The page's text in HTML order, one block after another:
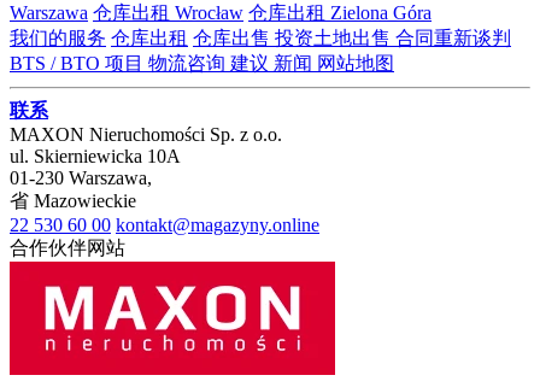
Warszawa 仓库出租 Wrocław 仓库出租 Zielona Góra
我们的服务 仓库出租 仓库出售 投资土地出售 合同重新谈判
BTS / BTO 项目 物流咨询 建议 新闻 网站地图
联系
MAXON Nieruchomości Sp. z o.o.
ul. Skierniewicka 10A
01-230 Warszawa,
省 Mazowieckie
22 530 60 00 kontakt@magazyny.online
合作伙伴网站